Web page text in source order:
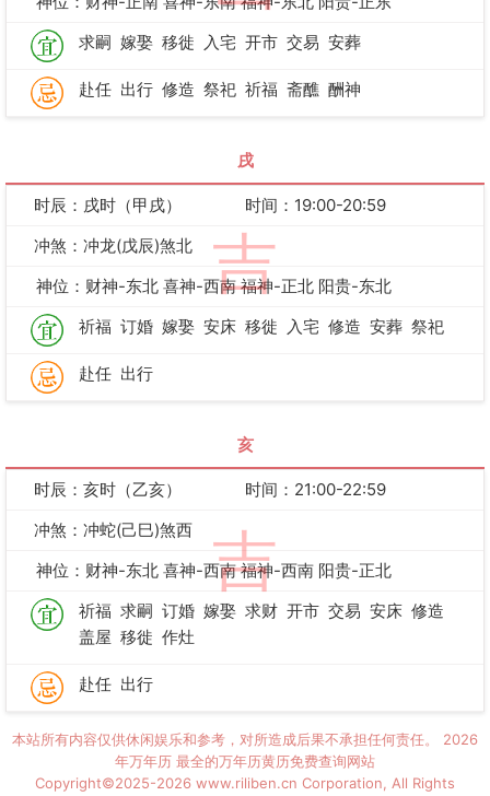
求嗣 嫁娶 移徙 入宅 开市 交易 安葬
赴任 出行 修造 祭祀 祈福 斋醮 酬神
戌
吉
时辰：戌时（甲戌）
时间：19:00-20:59
冲煞：冲龙(戊辰)煞北
神位：财神-东北 喜神-西南 福神-正北 阳贵-东北
祈福 订婚 嫁娶 安床 移徙 入宅 修造 安葬 祭祀
赴任 出行
亥
吉
时辰：亥时（乙亥）
时间：21:00-22:59
冲煞：冲蛇(己巳)煞西
神位：财神-东北 喜神-西南 福神-西南 阳贵-正北
祈福 求嗣 订婚 嫁娶 求财 开市 交易 安床 修造
盖屋 移徙 作灶
赴任 出行
本站所有内容仅供休闲娱乐和参考，对所造成后果不承担任何责任。 2026
年万年历 最全的万年历黄历免费查询网站
Copyright©2025-2026 www.riliben.cn Corporation, All Rights